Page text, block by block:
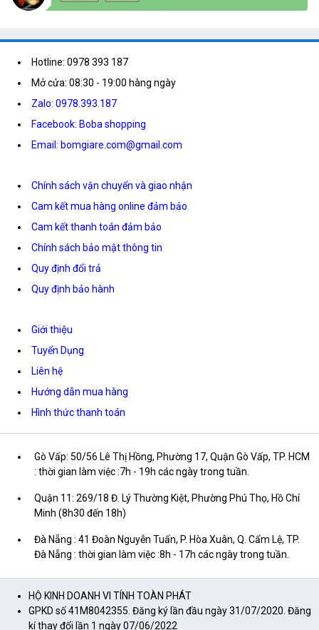
Hotline: 0978 393 187
Mở cửa: 08:30 - 19:00 hàng ngày
Zalo: 0978.393.187
Facebook: Boba shopping
Email: bomgiare.com@gmail.com
Chính sách vận chuyển và giao nhận
Cam kết mua hàng online đảm bảo
Cam kết thanh toán đảm bảo
Chính sách bảo mật thông tin
Quy định đổi trả
Quy định bảo hành
Giới thiệu
Tuyển Dụng
Liên hệ
Hướng dẫn mua hàng
Hình thức thanh toán
Gò Vấp: 50/56 Lê Thị Hồng, Phường 17, Quận Gò Vấp, TP. HCM
: thời gian làm việc :7h - 19h các ngày trong tuần.
Quận 11: 269/18 Đ. Lý Thường Kiệt, Phường Phú Thọ, Hồ Chí
Minh (8h30 đến 18h)
Đà Nẵng : 41 Đoàn Nguyễn Tuấn, P. Hòa Xuân, Q. Cẩm Lệ, TP.
Đà Nẵng : thời gian làm việc :8h - 17h các ngày trong tuần.
HỘ KINH DOANH VI TÍNH TOÀN PHÁT
GPKD số 41M8042355. Đăng ký lần đầu ngày 31/07/2020. Đăng
kí thay đổi lần 1 ngày 07/06/2022